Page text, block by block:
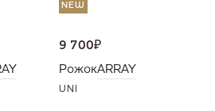
NEW
9 700₽
РожокARRAY
UNI